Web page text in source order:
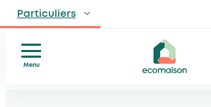
Particuliers
Professionnels
Fabricants, distributeurs, lieux privés et public
Menu